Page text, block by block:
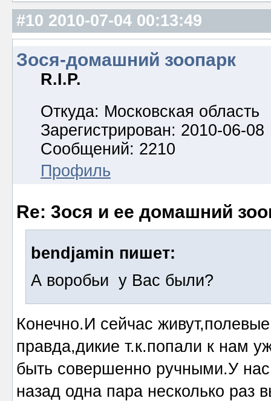
#10 2010-07-04 00:13:49
Зося-домашний зоопарк
R.I.P.
Откуда: Московская область
Зарегистрирован: 2010-06-08
Сообщений: 2210
Профиль
Re: 3ося и ее домашний
bendjamin пишет:
А воробьи у Вас были?
Конечно.И сейчас
правда,дикие т.к.попали к нам
быть совершенно ручными.У нас
назад одна пара несколько